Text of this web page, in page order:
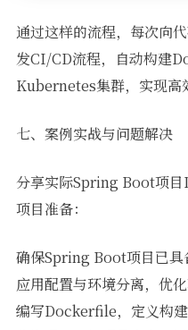
通过这样的流程，每次向
发CI/CD流程，自动构建
Kubernetes集群，实现高
七、案例实战与问题解决
分享实际Spring Boot项
项目准备：
确保Spring Boot项目已
应用配置与环境分离，优化
编写Dockerfile，定义构